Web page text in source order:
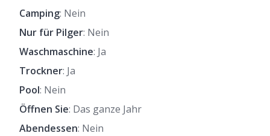
Camping: Nein
Nur für Pilger: Nein
Waschmaschine: Ja
Trockner: Ja
Pool: Nein
Öffnen Sie: Das ganze Jahr
Abendessen: Nein